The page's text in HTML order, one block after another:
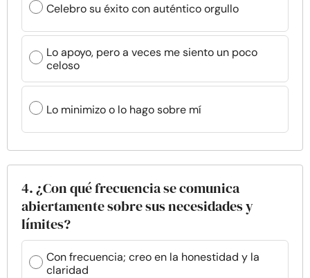
Celebro su éxito con auténtico orgullo
Lo apoyo, pero a veces me siento un poco
celoso
Lo minimizo o lo hago sobre mí
4. ¿Con qué frecuencia se comunica
abiertamente sobre sus necesidades y
límites?
Con frecuencia; creo en la honestidad y la
claridad